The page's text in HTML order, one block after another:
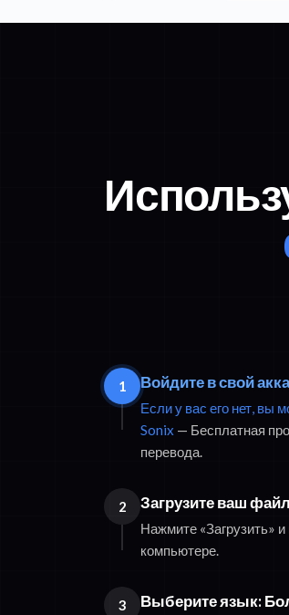
1 Войдите в свой
Если у вас его нет, вы
Sonix — Бесплатная
перевода.
2 Загрузите ваш
Нажмите «Загрузить»
компьютере.
3 Выберите язык: